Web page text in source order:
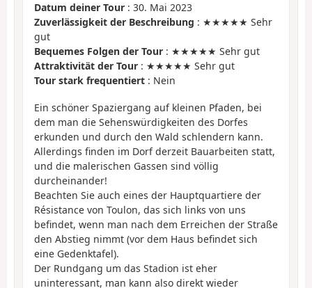
Datum deiner Tour : 30. Mai 2023
Zuverlässigkeit der Beschreibung : ★★★★★ Sehr
gut
Bequemes Folgen der Tour : ★★★★★ Sehr gut
Attraktivität der Tour : ★★★★★ Sehr gut
Tour stark frequentiert : Nein
Ein schöner Spaziergang auf kleinen Pfaden, bei
dem man die Sehenswürdigkeiten des Dorfes
erkunden und durch den Wald schlendern kann.
Allerdings finden im Dorf derzeit Bauarbeiten statt,
und die malerischen Gassen sind völlig
durcheinander!
Beachten Sie auch eines der Hauptquartiere der
Résistance von Toulon, das sich links von uns
befindet, wenn man nach dem Erreichen der Straße
den Abstieg nimmt (vor dem Haus befindet sich
eine Gedenktafel).
Der Rundgang um das Stadion ist eher
uninteressant, man kann also direkt wieder